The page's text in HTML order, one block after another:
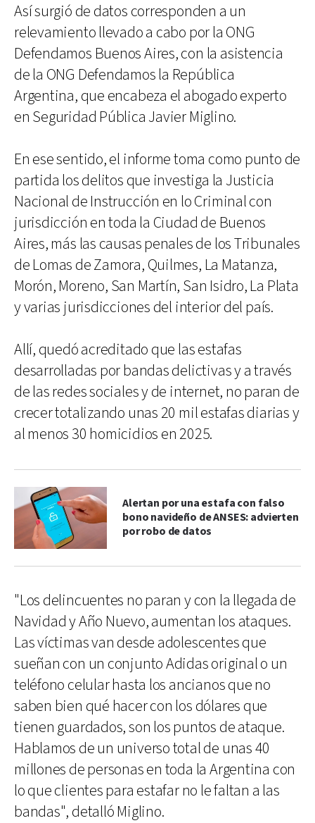
Así surgió de datos corresponden a un
relevamiento llevado a cabo por la ONG
Defendamos Buenos Aires, con la asistencia
de la ONG Defendamos la República
Argentina, que encabeza el abogado experto
en Seguridad Pública Javier Miglino.
En ese sentido, el informe toma como punto de
partida los delitos que investiga la Justicia
Nacional de Instrucción en lo Criminal con
jurisdicción en toda la Ciudad de Buenos
Aires, más las causas penales de los Tribunales
de Lomas de Zamora, Quilmes, La Matanza,
Morón, Moreno, San Martín, San Isidro, La Plata
y varias jurisdicciones del interior del país.
Allí, quedó acreditado que las estafas
desarrolladas por bandas delictivas y a través
de las redes sociales y de internet, no paran de
crecer totalizando unas 20 mil estafas diarias y
al menos 30 homicidios en 2025.
Alertan por una estafa con falso
bono navideño de ANSES: advierten
por robo de datos
"Los delincuentes no paran y con la llegada de
Navidad y Año Nuevo, aumentan los ataques.
Las víctimas van desde adolescentes que
sueñan con un conjunto Adidas original o un
teléfono celular hasta los ancianos que no
saben bien qué hacer con los dólares que
tienen guardados, son los puntos de ataque.
Hablamos de un universo total de unas 40
millones de personas en toda la Argentina con
lo que clientes para estafar no le faltan a las
bandas", detalló Miglino.